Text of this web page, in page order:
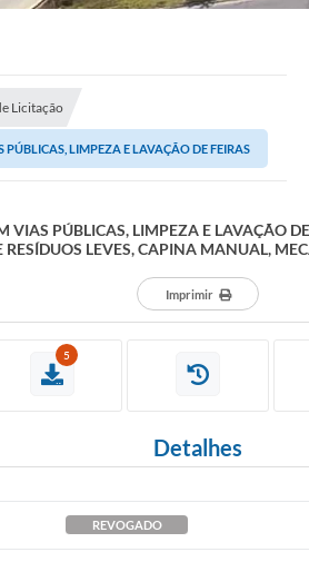
Licitação
LIMPEZA E LAVAÇÃO DE FEIRAS
VIAS PÚBLICAS, LIMPEZA E LAVAÇÃO
RESÍDUOS LEVES, CAPINA MANUAL,
Imprimir
5
Detalhes
REVOGADO